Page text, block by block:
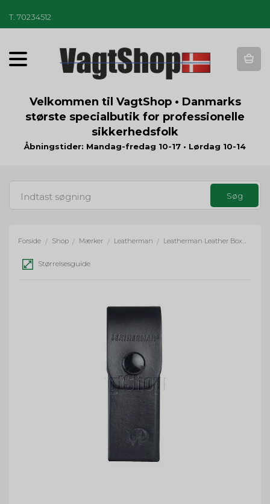
T 70234512
T
o
g
a
t
n
Velkommen til VagtShop • Danmarks
største specialbutik for professionelle
sikkerhedsfolk
Åbningstider: Mandag-fredag 10-17 • Lørdag 10-14
Forside / Shop / Mærker / Leatherman / Leatherman Leather Box 4,2" Medium
Størrelsesguide